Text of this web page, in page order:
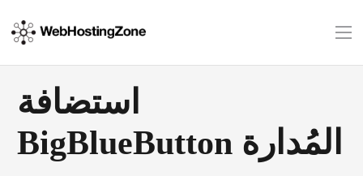
استضافة
BigBlueButton المُدارة